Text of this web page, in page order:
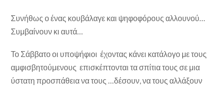
Συνήθως ο ένας κουβάλαγε και ψηφοφόρους αλλουνού…
Συμβαίνουν κι αυτά…
Το Σάββατο οι υποψήφιοι έχοντας κάνει κατάλογο με τους
αμφισβητούμενους επισκέπτονται τα σπίτια τους σε μια
ύστατη προσπάθεια να τους …δέσουν, να τους αλλάξουν